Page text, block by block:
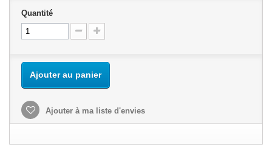
Quantité
Ajouter au panier
Ajouter à ma liste d'envies